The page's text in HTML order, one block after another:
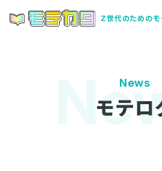
Z世代のための
News
モテロ